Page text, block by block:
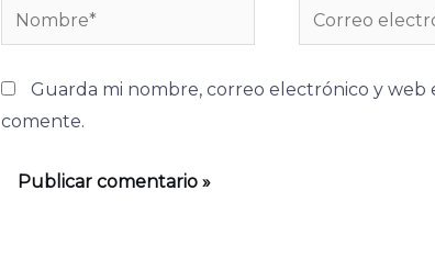
Nombre*
Correo
electrónico*
Guarda mi nombre, correo electrónico y web
comente.